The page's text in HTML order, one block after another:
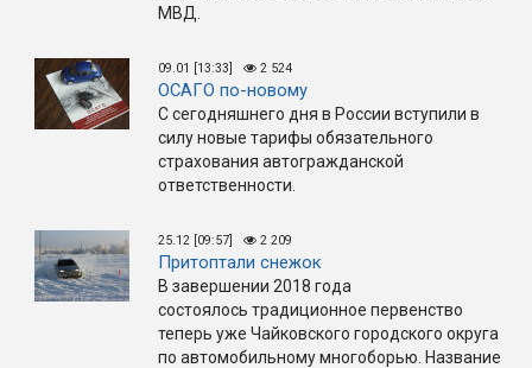
МВД.
09.01 [13:33] 2 524
ОСАГО по-новому
С сегодняшнего дня в России вступили в
силу новые тарифы обязательного
страхования автогражданской
ответственности.
25.12 [09:57] 2 209
Притоптали снежок
В завершении 2018 года
состоялось традиционное первенство
теперь уже Чайковского городского округа
по автомобильному многоборью. Название